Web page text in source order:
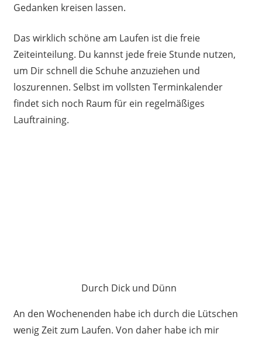
Gedanken kreisen lassen.
Das wirklich schöne am Laufen ist die freie
Zeiteinteilung. Du kannst jede freie Stunde nutzen,
um Dir schnell die Schuhe anzuziehen und
loszurennen. Selbst im vollsten Terminkalender
findet sich noch Raum für ein regelmäßiges
Lauftraining.
Durch Dick und Dünn
An den Wochenenden habe ich durch die Lütschen
wenig Zeit zum Laufen. Von daher habe ich mir